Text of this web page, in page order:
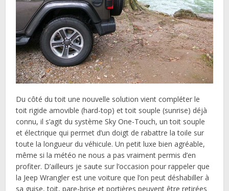
Du côté du toit une nouvelle solution vient compléter le
toit rigide amovible (hard-top) et toit souple (sunrise) déjà
connu, il s’agit du système Sky One-Touch, un toit souple
et électrique qui permet d’un doigt de rabattre la toile sur
toute la longueur du véhicule. Un petit luxe bien agréable,
même si la météo ne nous a pas vraiment permis d’en
profiter. D’ailleurs je saute sur l’occasion pour rappeler que
la Jeep Wrangler est une voiture que l’on peut déshabiller à
sa guise, toit, pare-brise et portières peuvent être retirées